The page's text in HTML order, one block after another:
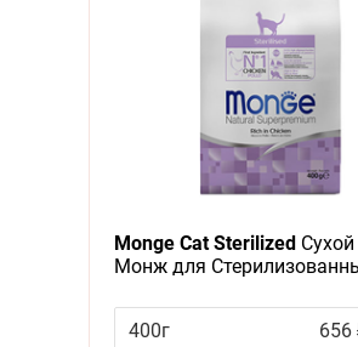
Monge Cat Sterilized
Монж для
400г
656